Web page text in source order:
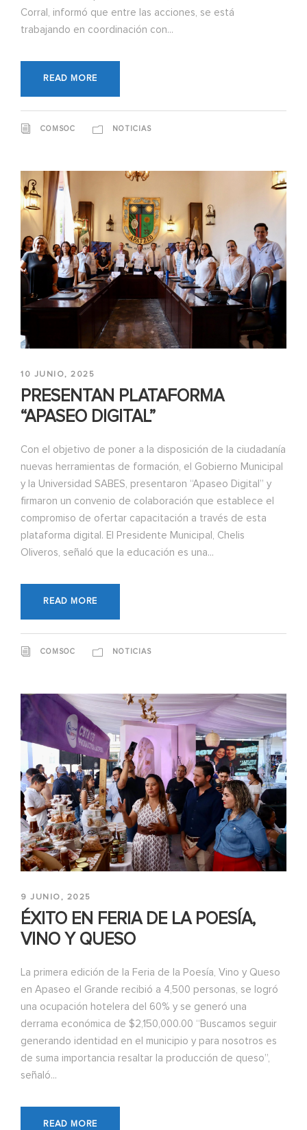
Corral, informó que entre las acciones, se está
trabajando en coordinación con...
READ MORE
COMSOC NOTICIAS
10 JUNIO, 2025
PRESENTAN PLATAFORMA
“APASEO DIGITAL”
Con el objetivo de poner a la disposición de la ciudadanía
nuevas herramientas de formación, el Gobierno Municipal
y la Universidad SABES, presentaron “Apaseo Digital” y
firmaron un convenio de colaboración que establece el
compromiso de ofertar capacitación a través de esta
plataforma digital. El Presidente Municipal, Chelis
Oliveros, señaló que la educación es una...
READ MORE
COMSOC NOTICIAS
9 JUNIO, 2025
ÉXITO EN FERIA DE LA POESÍA,
VINO Y QUESO
La primera edición de la Feria de la Poesía, Vino y Queso
en Apaseo el Grande recibió a 4,500 personas, se logró
una ocupación hotelera del 60% y se generó una
derrama económica de $2,150,000.00 “Buscamos seguir
generando identidad en el municipio y para nosotros es
de suma importancia resaltar la producción de queso”,
señaló...
READ MORE